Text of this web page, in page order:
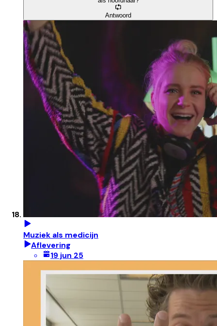
Antwoord
Muziek als medicijn
Aflevering
19 jun 25